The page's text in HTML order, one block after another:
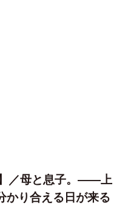
／母と息子。――上
かり合える日が来る